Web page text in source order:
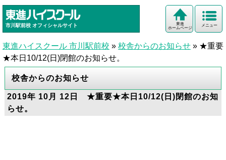
市川駅前校 オフィシャルサイト メニュー
東進
ホームページ
東進ハイスクール 市川駅前校 » 校舎からのお知らせ » ★重要
★本日10/12(日)閉館のお知らせ。
校舎からのお知らせ
2019年 10月 12日 ★重要★本日10/12(日)閉館のお知
らせ。